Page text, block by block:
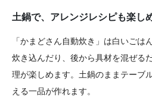
土鍋で、アレンジレシピも楽し
「かまどさん自動炊き」は白いごは
炊き込んだり、後から具材を混ぜる
理が楽しめます。土鍋のままテーブ
える一品が作れます。